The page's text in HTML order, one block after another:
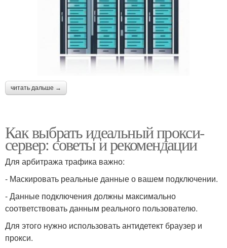
читать дальше →
Как выбрать идеальный прокси-
сервер: советы и рекомендации
Для арбитража трафика важно:
- Маскировать реальные данные о вашем подключении.
- Данные подключения должны максимально
соответствовать данным реального пользователю.
Для этого нужно использовать антидетект браузер и
прокси.